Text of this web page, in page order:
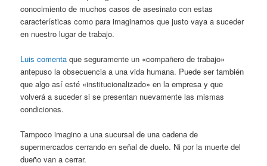
conocimiento de muchos casos de asesinato con estas
características como para imaginarnos que justo vaya a suceder
en nuestro lugar de trabajo.
Luis comenta que seguramente un «compañero de trabajo»
antepuso la obsecuencia a una vida humana. Puede ser también
que algo así esté «institucionalizado» en la empresa y que
volverá a suceder si se presentan nuevamente las mismas
condiciones.
Tampoco imagino a una sucursal de una cadena de
supermercados cerrando en señal de duelo. Ni por la muerte del
dueño van a cerrar.